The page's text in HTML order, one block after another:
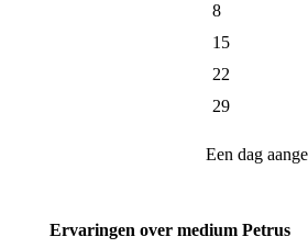
8
15
22
29
Een dag
Ervaringen over medium Petrus